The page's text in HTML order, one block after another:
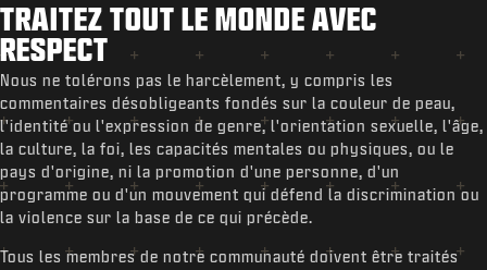
TRAITEZ TOUT LE MONDE AVEC
RESPECT
Nous ne tolérons pas le harcèlement, y compris les
commentaires désobligeants fondés sur la couleur de peau,
l'identité ou l'expression de genre, l'orientation sexuelle, l'âge,
la culture, la foi, les capacités mentales ou physiques, ou le
pays d'origine, ni la promotion d'une personne, d'un
programme ou d'un mouvement qui défend la discrimination ou
la violence sur la base de ce qui précède.
Tous les membres de notre communauté doivent être traités